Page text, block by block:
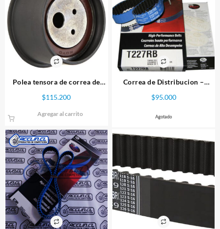
Polea tensora de correa de
$115.200
Agregar al carrito
Correa de Distribucion –
$95.000
Agotado